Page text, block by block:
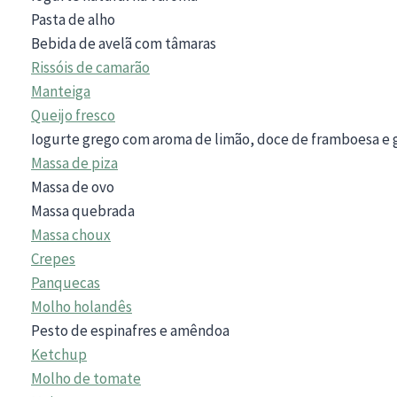
Pasta de alho
Bebida de avelã com tâmaras
Rissóis de camarão
Manteiga
Queijo fresco
Iogurte grego com aroma de limão, doce de framboesa e
Massa de piza
Massa de ovo
Massa quebrada
Massa choux
Crepes
Panquecas
Molho holandês
Pesto de espinafres e amêndoa
Ketchup
Molho de tomate